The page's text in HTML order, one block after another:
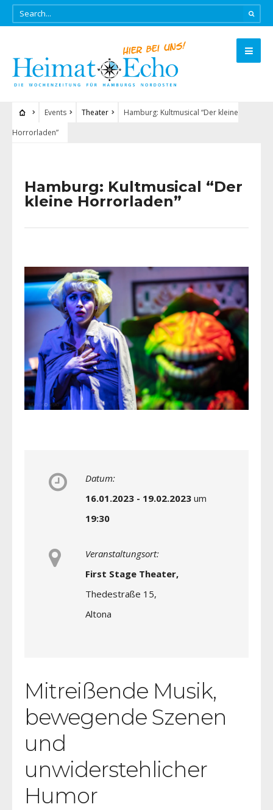
Events Theater
Hamburg: Kultmusical “Der kleine
Horrorladen”
Hamburg: Kultmusical “Der
kleine Horrorladen”
Datum:
16.01.2023 - 19.02.2023 um
19:30
Veranstaltungsort:
First Stage Theater,
Thedestraße 15,
Altona
Mitreißende Musik,
bewegende Szenen
und
unwiderstehlicher
Humor